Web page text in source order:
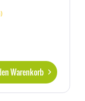
Warenkorb